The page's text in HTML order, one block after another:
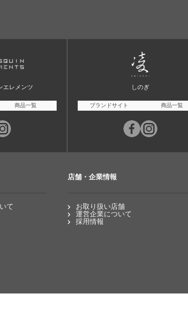
エレメンツ
商品一覧
しのぎ
ブランドサイト 商品一覧
て
店舗・企業情報
お取り扱い店舗
運営企業について
採用情報